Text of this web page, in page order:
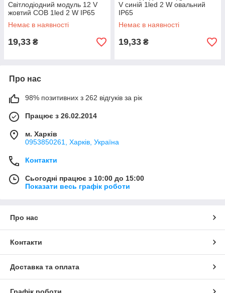
Світлодіодний модуль 12 V
жовтий COB 1led 2 W IP65
Немає в наявності
19,33 ₴
V синій 1led 2 W овальний
IP65
Немає в наявності
19,33 ₴
Про нас
98% позитивних з 262 відгуків за рік
Працює з 26.02.2014
м. Харків
0953850261, Харків, Україна
Контакти
Сьогодні працює з 10:00 до 15:00
Показати весь графік роботи
Про нас
Контакти
Доставка та оплата